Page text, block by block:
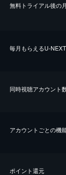
無料トライアル後の
毎⽉もらえるU-
同時視聴アカウント
アカウントごとの機
ポイント還元